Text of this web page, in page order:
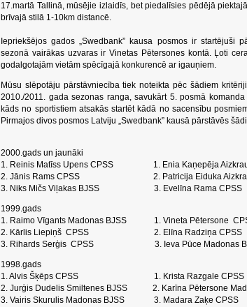
17.martā Tallinā, mūsējie izlaidīs, bet piedalīsies pēdējā
brīvajā stilā 1-10km distancē.
Iepriekšējos gados „Swedbank” kausa posmos ir startējuši
sezonā vairākas uzvaras ir Vinetas Pētersones kontā. Ļoti
godalgotajām vietām spēcīgajā konkurencē ar igauņiem.
Mūsu slēpotāju pārstāvniecība tiek noteikta pēc šādiem
2010./2011. gada sezonas ranga, savukārt 5. posmā
kāds no sportistiem atsakās startēt kādā no sacensību
Pirmajos divos posmos Latviju „Swedbank” kausā pārstāvēs
2000.gads un jaunāki
1. Reinis Matīss Upens CPSS 1. Enia Kaņepēja
2. Jānis Rams CPSS 2. Patricija Eiduka
3. Niks Mičs Viļakas BJSS 3. Evelīna Rama CPSS
1999.gads
1. Raimo Vīgants Madonas BJSS 1. Vineta Pētersone
2. Kārlis Liepiņš CPSS 2. Elīna Radziņa CPSS
3. Rihards Serģis CPSS 3. Ieva Pūce Madonas
1998.gads
1. Alvis Šķēps CPSS 1. Krista Razgale CPSS
2. Jurģis Dudelis Smiltenes BJSS 2. Karīna Pētersone
3. Vairis Skurulis Madonas BJSS 3. Madara Zaķe CPSS